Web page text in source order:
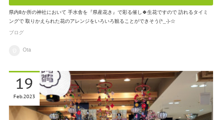
県内8か所の神社において 手水舎を『県産花き』で彩る催し🍀生花ですので 訪れるタイミ
ングで 取りかえられた花のアレンジをいろいろ観ることができそう(^_-)-☆
ブログ
Ota
19
Feb2023